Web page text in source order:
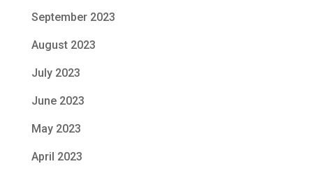
September 2023
August 2023
July 2023
June 2023
May 2023
April 2023